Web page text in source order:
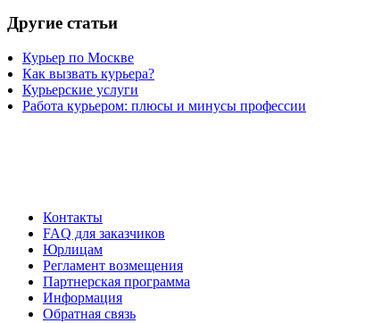
Другие статьи
Курьер по Москве
Как вызвать курьера?
Курьерские услуги
Работа курьером: плюсы и минусы профессии
Контакты
FAQ для заказчиков
Юрлицам
Регламент возмещения
Партнерская программа
Информация
Обратная связь